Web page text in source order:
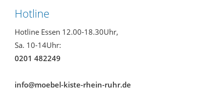
Hotline
Hotline Essen 12.00-18.30Uhr,
Sa. 10-14Uhr:
0201 482249
info@moebel-kiste-rhein-ruhr.de